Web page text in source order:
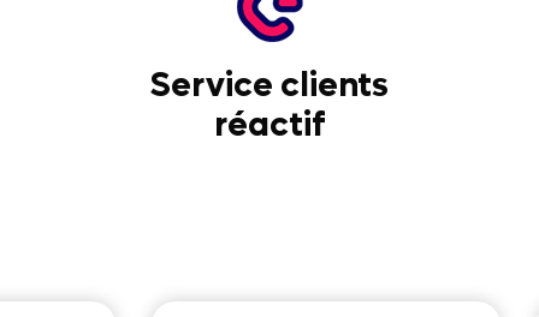
Service clients
réactif